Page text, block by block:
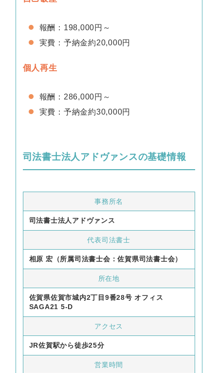
報酬：198,000円～
実費：予納金約20,000円
個人再生
報酬：286,000円～
実費：予納金約30,000円
司法書士法人アドヴァンスの基礎情報
事務所名
司法書士法人アドヴァンス
代表司法書士
相原 宏（所属司法書士会：佐賀県司法書士会）
所在地
佐賀県佐賀市城内2丁目9番28号 オフィス
SAGA21 5-D
アクセス
JR佐賀駅から徒歩25分
営業時間